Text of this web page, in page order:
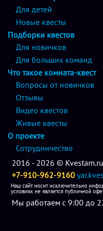
Для детей
Новые квесты
Подборки квестов
Для новичков
Для больших команд
Что такое комната-квест
Вопросы от новичков
Отзывы
Видео квестов
Живые квесты
О проекте
Сотрудничество
2016 - 2026 ©
+7-910-962-9160
Наш сайт носит исключительно
условиях не является публичной
Мы работаем с 9:00 до